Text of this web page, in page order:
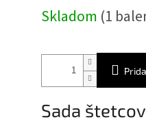
cena:
Skladom (1
Sada